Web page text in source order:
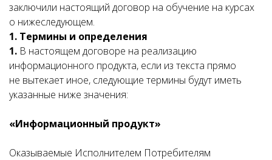
заключили настоящий договор на обучение на курсах
о нижеследующем.
1. Термины и определения
1. В настоящем договоре на реализацию
информационного продукта, если из текста прямо
не вытекает иное, следующие термины будут иметь
указанные ниже значения:
«Информационный продукт»
Оказываемые Исполнителем Потребителям